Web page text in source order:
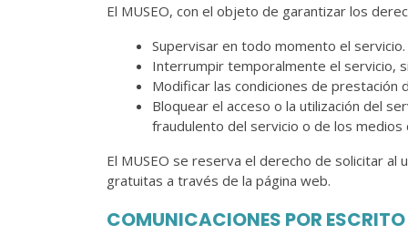
El MUSEO, con el objeto de garantizar los
Supervisar en todo momento el servicio.
Interrumpir temporalmente el servicio,
Modificar las condiciones de prestación
Bloquear el acceso o la utilización del
fraudulento del servicio o de los medios
El MUSEO se reserva el derecho de solicitar
gratuitas a través de la página web.
COMUNICACIONES POR